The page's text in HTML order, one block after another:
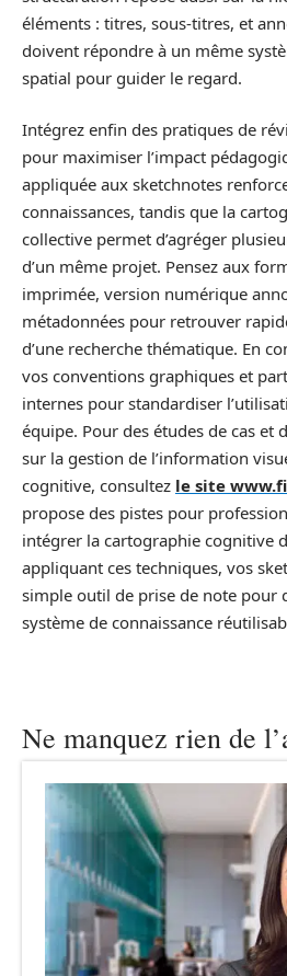
éléments : titres, sous-titres, et
doivent répondre à un même
spatial pour guider le regard.
Intégrez enfin des pratiques de
pour maximiser l’impact
appliquée aux sketchnotes
connaissances, tandis que la
collective permet d’agréger
d’un même projet. Pensez aux
imprimée, version numérique
métadonnées pour retrouver
d’une recherche thématique. En
vos conventions graphiques et
internes pour standardiser
équipe. Pour des études de cas et
sur la gestion de l’information
cognitive, consultez le site
propose des pistes pour
intégrer la cartographie cognitive
appliquant ces techniques, vos
simple outil de prise de note pour
système de connaissance
Ne manquez rien de